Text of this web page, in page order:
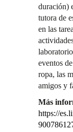
duración)
tutora de
en las
eventos
ropa, las
amigos y
Más
https://